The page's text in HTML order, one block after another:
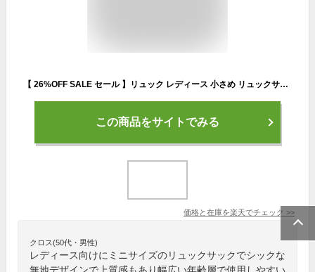
【 26%OFF SALE セール 】リュック レディース 小さめ リュックサック ミニリュック おしゃれ 通勤 バッグ 大容量 デイバッグ ミニ シンプル 収納 かわいい 大人 りゅっく トレンド 通学 高見え 軽量 sby2122p 春 夏 秋 冬 春夏 秋冬 父の日 プレゼント
この商品をサイトでみる
価格と在庫を楽天でチェック >>
クロス(50代・男性)
レディース向けにミニサイズのリュックサックでシックな